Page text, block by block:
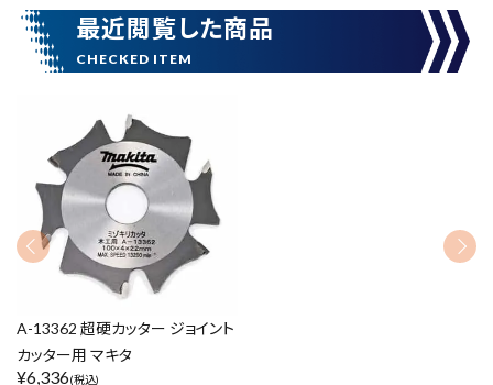
キーワードから探す
腰袋
カテゴリーから探す
価格から探す
最近閲覧した商品
A-13362 超硬カッター ジョイント
カッター用 マキタ
¥6,336(税込)